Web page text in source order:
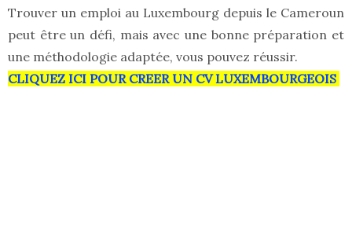
Trouver un emploi au Luxembourg depuis le Cameroun
peut être un défi, mais avec une bonne préparation et
une méthodologie adaptée, vous pouvez réussir.
CLIQUEZ ICI POUR CREER UN CV LUXEMBOURGEOIS